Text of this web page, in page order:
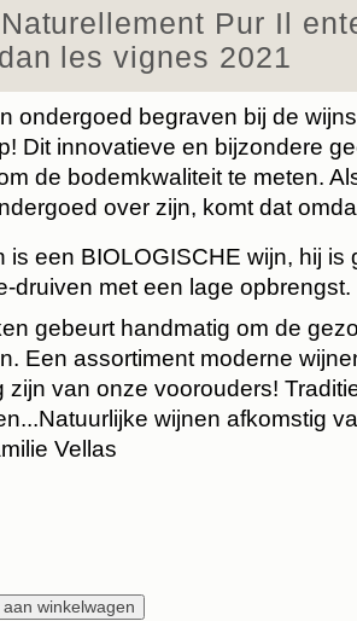
Pur Il
les vignes 2021
ondergoed begraven bij de
Dit innovatieve en bijzondere
de bodemkwaliteit te meten.
over zijn, komt dat
is een BIOLOGISCHE wijn, hij is
druiven met een lage opbrengst.
gebeurt handmatig om de
Een assortiment moderne
zijn van onze voorouders!
wijnen afkomstig
Vellas